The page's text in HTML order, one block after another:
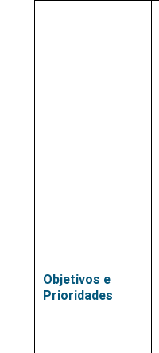
Objetivos e
Prioridades